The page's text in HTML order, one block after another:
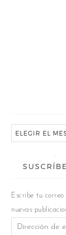
Escribe tu correo
nuevas